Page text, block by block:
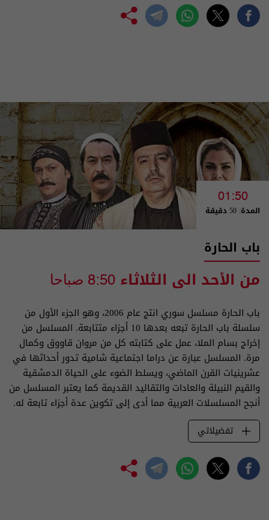
01:50
المدة: 50 دقيقة
باب الحارة
من الأحد الى الثلاثاء 8:50 صباحا
باب الحارة مسلسل سوري انتج عام 2006، وهو الجزء الأول من
سلسلة باب الحارة تبعه بعدها 10 أجزاء متتابعة. المسلسل من
إخراج بسام الملا، عمل على كتابته كل من مروان قاووق وكمال
مرة. المسلسل عبارة عن دراما اجتماعية شامية تدور أحداثها في
عشرينيات القرن الماضي، ويسلط الضوء على الحياة الدمشقية
والقيم النبيلة والعادات والتقاليد القديمة كما يعتبر المسلسل من
أنجح المسلسلات العربية مما أدى إلى تكوين عدة أجزاء تابعة له.
تفضيلاتي